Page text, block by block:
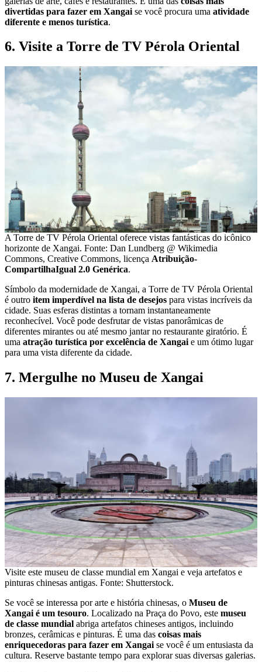
divertidas para fazer em Xangai se você procura uma atividade
diferente e menos turística.
6. Visite a Torre de TV Pérola Oriental
A Torre de TV Pérola Oriental oferece vistas fantásticas do icônico
horizonte de Xangai. Fonte: Dan Lundberg @ Wikimedia
Commons, Creative Commons, licença Atribuição-
CompartilhaIgual 2.0 Genérica.
Símbolo da modernidade de Xangai, a Torre de TV Pérola Oriental
é outro item imperdível na lista de desejos para vistas incríveis da
cidade. Suas esferas distintas a tornam instantaneamente
reconhecível. Você pode desfrutar de vistas panorâmicas de
diferentes mirantes ou até mesmo jantar no restaurante giratório. É
uma atração turística por excelência de Xangai e um ótimo lugar
para uma vista diferente da cidade.
7. Mergulhe no Museu de Xangai
Visite este museu de classe mundial em Xangai e veja artefatos e
pinturas chinesas antigas. Fonte: Shutterstock.
Se você se interessa por arte e história chinesas, o Museu de
Xangai é um tesouro. Localizado na Praça do Povo, este museu
de classe mundial abriga artefatos chineses antigos, incluindo
bronzes, cerâmicas e pinturas. É uma das coisas mais
enriquecedoras para fazer em Xangai se você é um entusiasta da
cultura. Reserve bastante tempo para explorar suas diversas galerias.